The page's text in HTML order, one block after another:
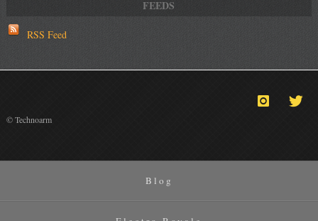
RSS Feed
© Technoarm
Blog